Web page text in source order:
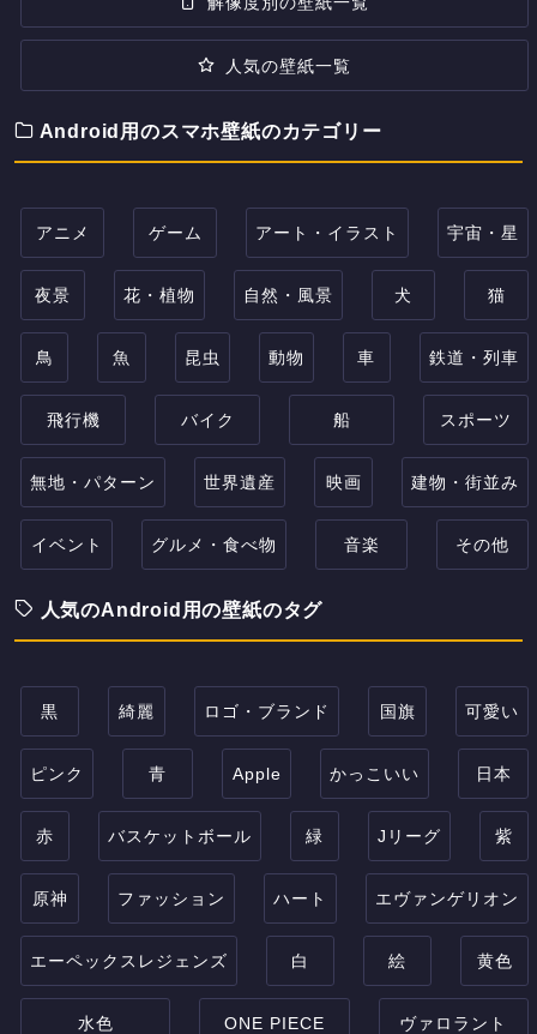
人気の壁紙一覧
Android用のスマホ壁紙のカテゴリー
アニメ ゲーム アート・イラスト 宇宙・星
夜景 花・植物 自然・風景 犬 猫
鳥 魚 昆虫 動物 車 鉄道・列車
飛行機 バイク 船 スポーツ
無地・パターン 世界遺産 映画 建物・街並み
イベント グルメ・食べ物 音楽 その他
人気のAndroid用の壁紙のタグ
黒 綺麗 ロゴ・ブランド 国旗 可愛い
ピンク 青 Apple かっこいい 日本
赤 バスケットボール 緑 Jリーグ 紫
原神 ファッション ハート エヴァンゲリオン
エーペックスレジェンズ 白 絵 黄色
水色 ONE PIECE ヴァロラント